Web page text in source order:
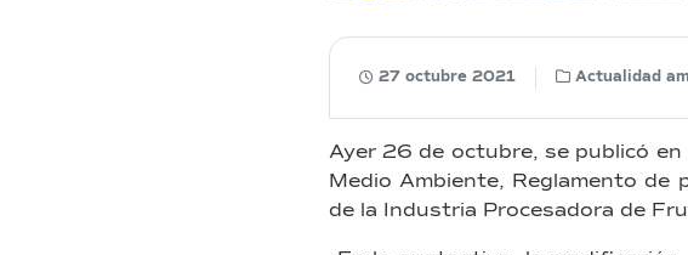
27 octubre 2021 Actualidad
Ayer 26 de octubre, se publicó en
Medio Ambiente, Reglamento
de la Industria Procesadora de